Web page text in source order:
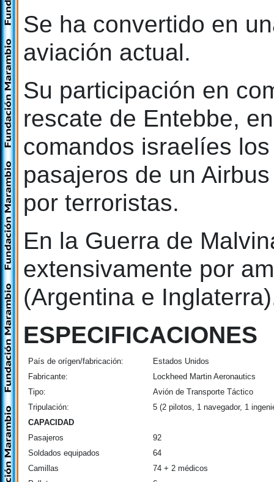
Se ha convertido en
aviación actual.
Su participación en
rescate de Entebbe,
comandos israelíes
pasajeros de un
por terroristas.
En la Guerra de
extensivamente por
(Argentina e
ESPECIFICACIONES
País de orígen/fabricación:
Estados Unidos
Fabricante:
Lockheed Martin Aeronautics
Tipo:
Avión de Transporte Táctico
Tripulación:
5 (2 pilotos, 1 navegador, 1
CAPACIDAD
Pasajeros
92
Soldados equipados
64
Camillas
74 + 2 médicos